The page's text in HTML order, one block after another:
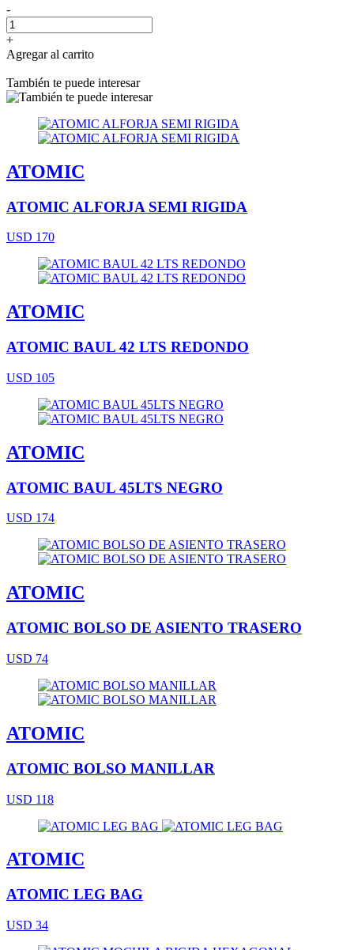
-
+
Agregar al carrito
También te puede interesar
ATOMIC
ATOMIC ALFORJA SEMI RIGIDA
USD 170
ATOMIC
ATOMIC BAUL 42 LTS REDONDO
USD 105
ATOMIC
ATOMIC BAUL 45LTS NEGRO
USD 174
ATOMIC
ATOMIC BOLSO DE ASIENTO TRASERO
USD 74
ATOMIC
ATOMIC BOLSO MANILLAR
USD 118
ATOMIC
ATOMIC LEG BAG
USD 34